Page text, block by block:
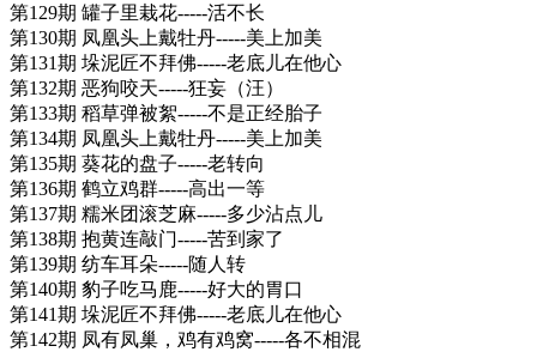
第129期 罐子里栽花-----活不长
第130期 凤凰头上戴牡丹-----美上加美
第131期 垛泥匠不拜佛-----老底儿在他心
第132期 恶狗咬天-----狂妄（汪）
第133期 稻草弹被絮-----不是正经胎子
第134期 凤凰头上戴牡丹-----美上加美
第135期 葵花的盘子-----老转向
第136期 鹤立鸡群-----高出一等
第137期 糯米团滚芝麻-----多少沾点儿
第138期 抱黄连敲门-----苦到家了
第139期 纺车耳朵-----随人转
第140期 豹子吃马鹿-----好大的胃口
第141期 垛泥匠不拜佛-----老底儿在他心
第142期 凤有凤巢，鸡有鸡窝-----各不相混